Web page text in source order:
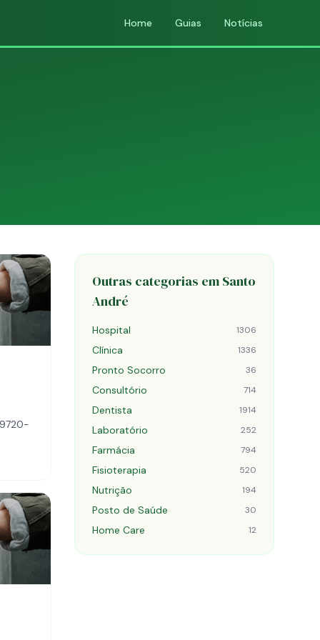
Home Guias Notícias
Outras categorias em Santo
André
Hospital 1306
Clínica 1336
Pronto Socorro 36
Consultório 714
Dentista 1914
Laboratório 252
Farmácia 794
Fisioterapia 520
Nutrição 194
Posto de Saúde 30
Home Care 12